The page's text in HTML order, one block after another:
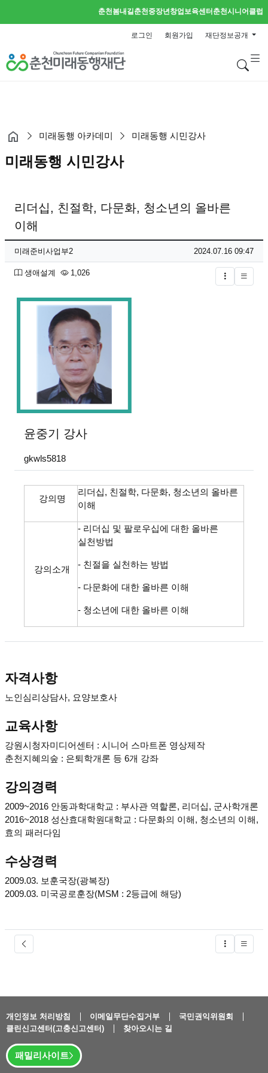
춘천봄내길춘천중장년창업보육센터 춘천시니어클럽
로그인 회원가입 재단정보공개
검
미래동행 아카데미 미래동행 시민강사
미래동행 시민강사
리더십, 친절학, 다문화, 청소년의 올바른
이해
페이지 정보
작성자
미래준비사업부2 작성일
2024.07.16 09:47
분류
생애설계 1,026조회
글버튼
본문
윤중기 강사
gkwls5818
강의명
리더십, 친절학, 다문화, 청소년의 올바른
이해
강의소개
- 리더십 및 팔로우십에 대한 올바른
실천방법
- 친절을 실천하는 방법
- 다문화에 대한 올바른 이해
- 청소년에 대한 올바른 이해
자격사항
노인심리상담사, 요양보호사
교육사항
강원시청자미디어센터 : 시니어 스마트폰 영상제작
춘천지혜의숲 : 은퇴학개론 등 6개 강좌
강의경력
2009~2016 안동과학대학교 : 부사관 역할론, 리더십, 군사학개론
2016~2018 성산효대학원대학교 : 다문화의 이해, 청소년의 이해,
효의 패러다임
수상경력
2009.03. 보훈국장(광복장)
2009.03. 미국공로훈장(MSM : 2등급에 해당)
글버튼
개인정보 처리방침 이메일무단수집거부
국민권익위원회
클린신고센터(고충신고센터)
찾아오시는 길
패밀리사이트